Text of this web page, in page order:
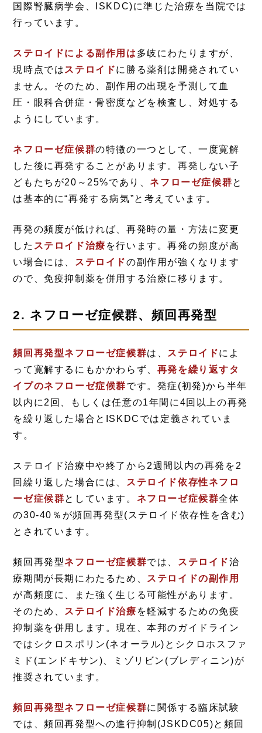
国際腎臓病学会、ISKDC)に準じた治療を当院では
行っています。
ステロイドによる副作用は 多岐にわたりますが、
現時点では ステロイドに勝る薬剤は開発されてい
ません。そのため、副作用の出現を予測して血
圧・眼科合併症・骨密度などを検査し、対処する
ようにしています。
ネフローゼ症候群の特徴の一つとして、一度寛解
した後に再発することがあります。再発しない子
どもたちが20～25%であり、ネフローゼ症候群と
は基本的に“再発する病気”と考えています。
再発の頻度が低ければ、再発時の量・方法に変更
した ステロイド治療 を行います。再発の頻度が高
い場合には、
ステロイドの副作用が強くなります
ので、免疫抑制薬を併用する治療に移ります。
2. ネフローゼ症候群、頻回再発型
頻回再発型ネフローゼ症候群は、 ステロイドによ
って寛解するにもかかわらず、 再発を繰り返すタ
イプのネフローゼ症候群です。発症(初発)から半年
以内に2回、もしくは任意の1年間に4回以上の再発
を繰り返した場合とISKDCでは定義されていま
す。
ステロイド治療中や終了から2週間以内の再発を2
回繰り返した場合には、
ステロイド依存性ネフロ
ーゼ症候群としています。 ネフローゼ症候群全体
の30-40％が頻回再発型(ステロイド依存性を含む)
とされています。
頻回再発型ネフローゼ症候群では、 ステロイド治
療期間が長期にわたるため、
ステロイドの副作用
が高頻度に、また強く生じる可能性があります。
そのため、 ステロイド治療 を軽減するための免疫
抑制薬を併用します。現在、本邦のガイドライン
ではシクロスポリン(ネオーラル)とシクロホスファ
ミド(エンドキサン)、ミゾリビン(ブレディニン)が
推奨されています。
頻回再発型ネフローゼ症候群に関係する臨床試験
では、頻回再発型への進行抑制(JSKDC05)と頻回